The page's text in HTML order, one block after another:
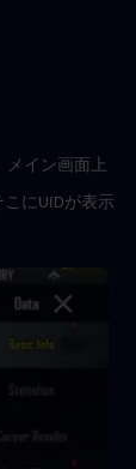
メイン画面上
にUIDが表示